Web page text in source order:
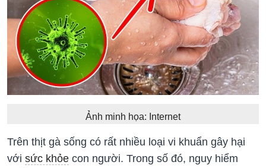
Ảnh minh họa: Internet
Trên thịt gà sống có rất nhiều loại vi khuẩn gây hại
với sức khỏe con người. Trong số đó, nguy hiểm